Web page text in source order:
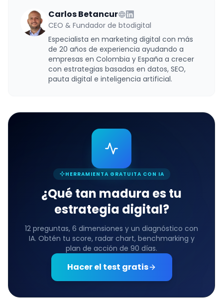
Carlos Betancur
CEO & Fundador de btodigital
Especialista en marketing digital con más
de 20 años de experiencia ayudando a
empresas en Colombia y España a crecer
con estrategias basadas en datos, SEO,
pauta digital e inteligencia artificial.
HERRAMIENTA GRATUITA CON IA
¿Qué tan madura es tu
estrategia digital?
12 preguntas, 6 dimensiones y un diagnóstico con
IA. Obtén tu score, radar chart, benchmarking y
plan de acción de 90 días.
Hacer el test gratis